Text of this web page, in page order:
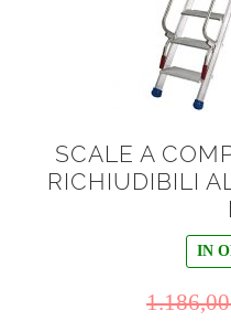
SCALE A
RICHIUDIBILI
IN